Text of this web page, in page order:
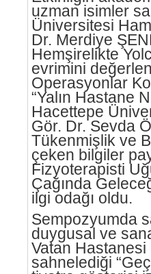
uzman isimler
Üniversitesi
Dr. Merdiye
Hemşirelikte
evrimini
Operasyonlar
“Yalın Hastane
Hacettepe
Gör. Dr. Sevda
Tükenmişlik ve
çeken bilgiler
Fizyoterapisti
Çağında
ilgi odağı oldu.
Sempozyumda
duygusal ve
Vatan Hastanesi
sahnelediği